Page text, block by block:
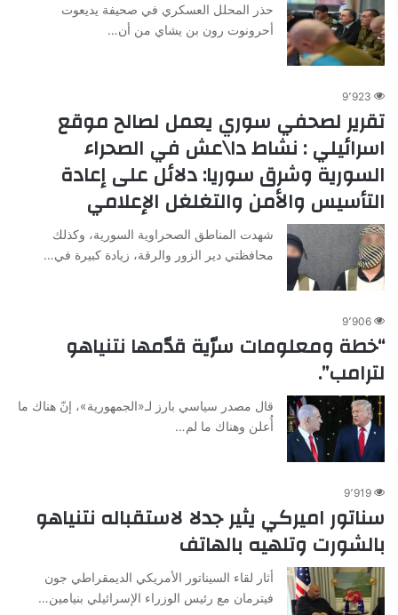
حذر المحلل العسكري في صحيفة يديعوت
أحرونوت رون بن يشاي من أن…
9٬923
تقرير لصحفي سوري يعمل لصالح موقع
اسرائيلي : نشاط دا\عش في الصحراء
السورية وشرق سوريا: دلائل على إعادة
التأسيس والأمن والتغلغل الإعلامي
شهدت المناطق الصحراوية السورية، وكذلك
محافظتي دير الزور والرقة، زيادة كبيرة في…
9٬906
“خطة ومعلومات سرّية قدّمها نتنياهو
لترامب”.
قال مصدر سياسي بارز لـ«الجمهورية»، إنّ هناك ما
أُعلن وهناك ما لم…
9٬919
سناتور اميركي يثير جدلا لاستقباله نتنياهو
بالشورت وتلهيه بالهاتف
أثار لقاء السيناتور الأمريكي الديمقراطي جون
فيترمان مع رئيس الوزراء الإسرائيلي بنيامين…